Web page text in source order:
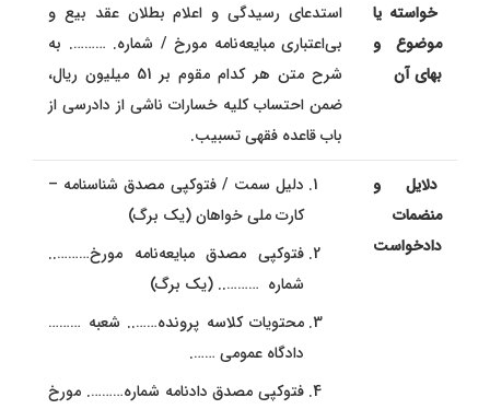
خواسته یا
موضوع و
بهای آن
استدعای رسیدگی و اعلام بطلان عقد بیع و
بی‌اعتباری مبايعه‌نامه مورخ / شماره. ………. به
شرح متن هر کدام مقوم بر 51 میلیون ریال،
ضمن احتساب کلیه خسارات ناشی از دادرسی از
باب قاعده فقهی تسبیب.
دلایل و
منضمات
دادخواست
دلیل سمت / فتوکپی مصدق شناسنامه –
کارت ملی خواهان (یک برگ)
فتوکپی مصدق مبايعه‌نامه مورخ………..
شماره ……….. (یک برگ)
محتویات کلاسه پرونده…….. شعبه ………
دادگاه عمومی …….
فتوکپی مصدق دادنامه شماره………. مورخ